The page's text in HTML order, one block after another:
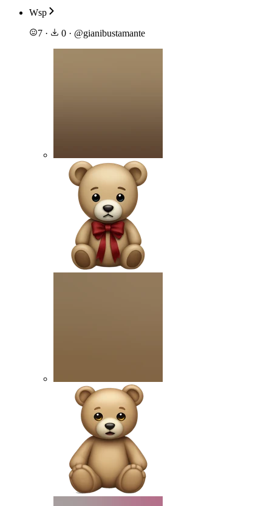
Wsp
7 · 0 · @gianibustamante